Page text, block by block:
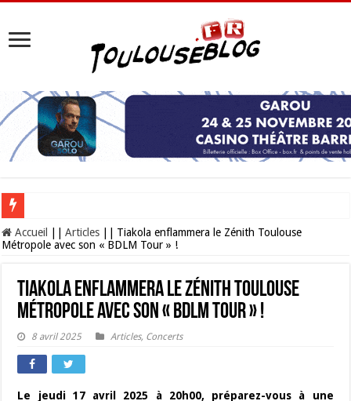
Les Nocturnes de la Cité de l’espace 2026 : l’événement incontournable de
Accueil Articles
Tiakola enflammera le Zénith Toulouse
Métropole avec son « BDLM Tour » !
Tiakola enflammera le Zénith Toulouse
Métropole avec son « BDLM Tour » !
8 avril 2025 Articles, Concerts
Le jeudi 17 avril 2025 à 20h00, préparez-vous à une